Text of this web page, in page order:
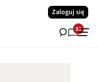
Zaloguj się
33